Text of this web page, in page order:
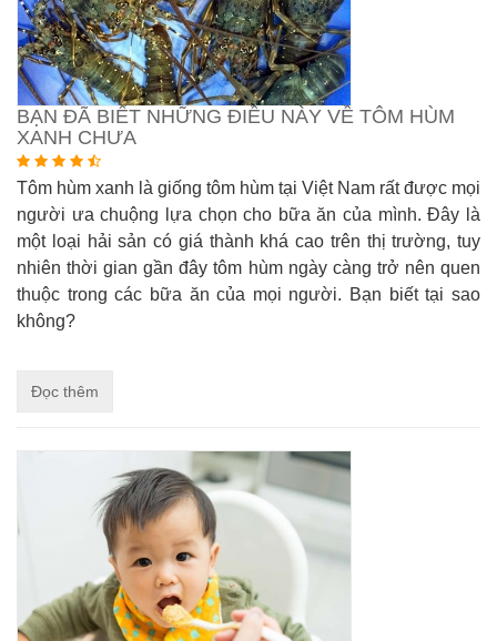
BẠN ĐÃ BIẾT NHỮNG ĐIỀU NÀY VỀ TÔM HÙM
XANH CHƯA
Tôm hùm xanh là giống tôm hùm tại Việt Nam rất được mọi
người ưa chuộng lựa chọn cho bữa ăn của mình. Đây là
một loại hải sản có giá thành khá cao trên thị trường, tuy
nhiên thời gian gần đây tôm hùm ngày càng trở nên quen
thuộc trong các bữa ăn của mọi người. Bạn biết tại sao
không?
Đọc thêm